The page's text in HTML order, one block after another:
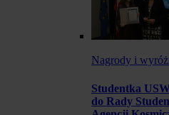
Nagrody i
Studentka
do Rady